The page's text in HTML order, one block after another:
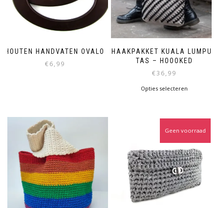
HOUTEN HANDVATEN OVALO
€6,99
HAAKPAKKET KUALA LUMPUR
TAS – HOOOKED
€36,99
Opties selecteren
Geen voorraad